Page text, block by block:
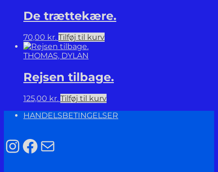
De trættekære.
70,00 kr. Tilføj til kurv
THOMAS, DYLAN
Rejsen tilbage.
125,00 kr. Tilføj til kurv
HANDELSBETINGELSER
Instagram
Facebook
Mail